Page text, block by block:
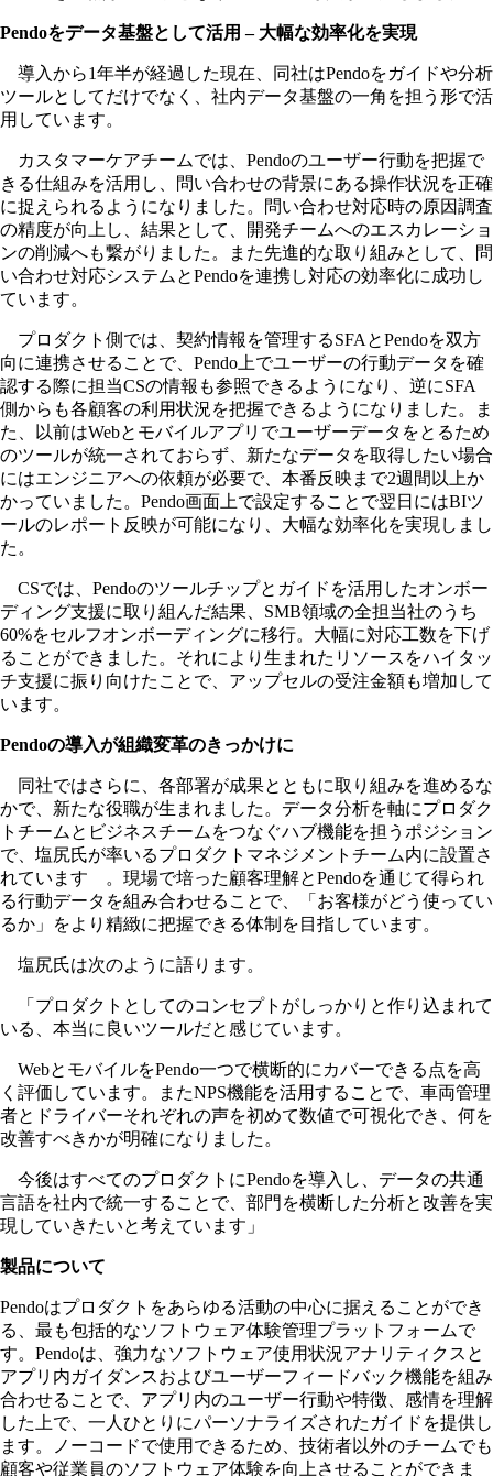
Pendoをデータ基盤として活用 – 大幅な効率化を実現
導入から1年半が経過した現在、同社はPendoをガイドや分析
ツールとしてだけでなく、社内データ基盤の一角を担う形で活
用しています。
カスタマーケアチームでは、Pendoのユーザー行動を把握で
きる仕組みを活用し、問い合わせの背景にある操作状況を正確
に捉えられるようになりました。問い合わせ対応時の原因調査
の精度が向上し、結果として、開発チームへのエスカレーショ
ンの削減へも繋がりました。また先進的な取り組みとして、問
い合わせ対応システムとPendoを連携し対応の効率化に成功し
ています。
プロダクト側では、契約情報を管理するSFAとPendoを双方
向に連携させることで、Pendo上でユーザーの行動データを確
認する際に担当CSの情報も参照できるようになり、逆にSFA
側からも各顧客の利用状況を把握できるようになりました。ま
た、以前はWebとモバイルアプリでユーザーデータをとるため
のツールが統一されておらず、新たなデータを取得したい場合
にはエンジニアへの依頼が必要で、本番反映まで2週間以上か
かっていました。Pendo画面上で設定することで翌日にはBIツ
ールのレポート反映が可能になり、大幅な効率化を実現しまし
た。
CSでは、Pendoのツールチップとガイドを活用したオンボー
ディング支援に取り組んだ結果、SMB領域の全担当社のうち
60%をセルフオンボーディングに移行。大幅に対応工数を下げ
ることができました。それにより生まれたリソースをハイタッ
チ支援に振り向けたことで、アップセルの受注金額も増加して
います。
Pendoの導入が組織変革のきっかけに
同社ではさらに、各部署が成果とともに取り組みを進めるな
かで、新たな役職が生まれました。データ分析を軸にプロダク
トチームとビジネスチームをつなぐハブ機能を担うポジション
で、塩尻氏が率いるプロダクトマネジメントチーム内に設置さ
れています 。現場で培った顧客理解とPendoを通じて得られ
る行動データを組み合わせることで、「お客様がどう使ってい
るか」をより精緻に把握できる体制を目指しています。
塩尻氏は次のように語ります。
「プロダクトとしてのコンセプトがしっかりと作り込まれて
いる、本当に良いツールだと感じています。
WebとモバイルをPendo一つで横断的にカバーできる点を高
く評価しています。またNPS機能を活用することで、車両管理
者とドライバーそれぞれの声を初めて数値で可視化でき、何を
改善すべきかが明確になりました。
今後はすべてのプロダクトにPendoを導入し、データの共通
言語を社内で統一することで、部門を横断した分析と改善を実
現していきたいと考えています」
製品について
Pendoはプロダクトをあらゆる活動の中心に据えることができ
る、最も包括的なソフトウェア体験管理プラットフォームで
す。Pendoは、強力なソフトウェア使用状況アナリティクスと
アプリ内ガイダンスおよびユーザーフィードバック機能を組み
合わせることで、アプリ内のユーザー行動や特徴、感情を理解
した上で、一人ひとりにパーソナライズされたガイドを提供し
ます。ノーコードで使用できるため、技術者以外のチームでも
顧客や従業員のソフトウェア体験を向上させることができま